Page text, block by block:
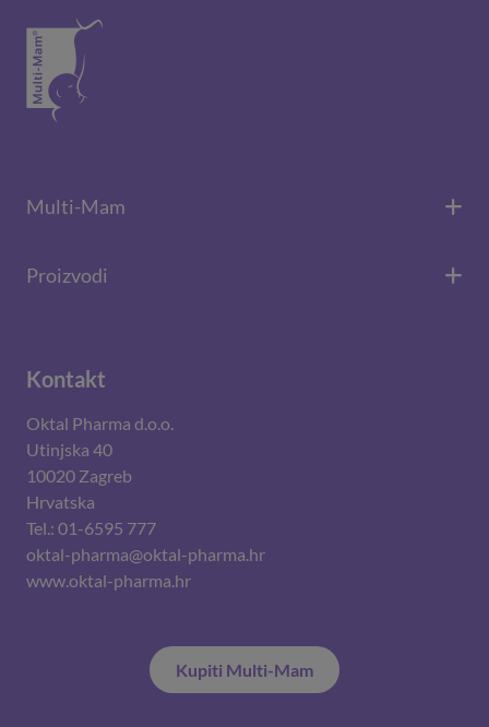
Multi-Mam
Proizvodi
Kontakt
Oktal Pharma d.o.o.
Utinjska 40
10020 Zagreb
Hrvatska
Tel.: 01-6595 777
oktal-pharma@oktal-pharma.hr
www.oktal-pharma.hr
Kupiti Multi-Mam